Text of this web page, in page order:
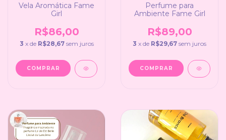
Vela Aromática Fame
Girl
R$86,00
3 x de R$28,67 sem juros
Perfume para
Ambiente Fame Girl
R$89,00
3 x de R$29,67 sem juros